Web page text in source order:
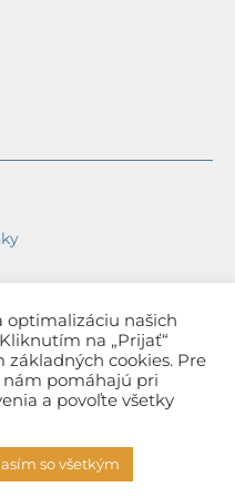
optimalizáciu našich
na „Prijať“
cookies. Pre
nám pomáhajú pri
a povoľte všetky
so všetkým